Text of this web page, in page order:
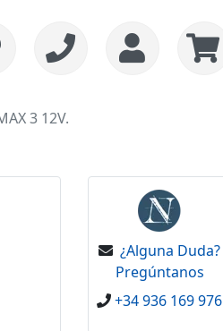
3 12V.
¿Alguna Duda?
Pregúntanos
+34 936 169 976